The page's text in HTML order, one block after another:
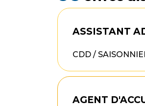
ASSISTANT
CDD /
AGENT